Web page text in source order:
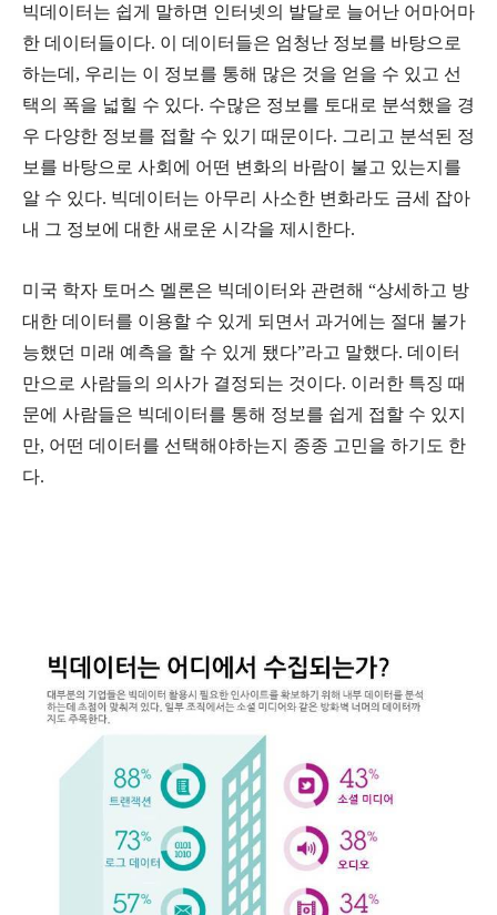
빅데이터는 쉽게 말하면 인터넷의 발달로 늘어난 어마어마
한 데이터들이다. 이 데이터들은 엄청난 정보를 바탕으로
하는데, 우리는 이 정보를 통해 많은 것을 얻을 수 있고 선
택의 폭을 넓힐 수 있다. 수많은 정보를 토대로 분석했을 경
우 다양한 정보를 접할 수 있기 때문이다. 그리고 분석된 정
보를 바탕으로 사회에 어떤 변화의 바람이 불고 있는지를
알 수 있다. 빅데이터는 아무리 사소한 변화라도 금세 잡아
내 그 정보에 대한 새로운 시각을 제시한다.
미국 학자 토머스 멜론은 빅데이터와 관련해 “상세하고 방
대한 데이터를 이용할 수 있게 되면서 과거에는 절대 불가
능했던 미래 예측을 할 수 있게 됐다”라고 말했다. 데이터
만으로 사람들의 의사가 결정되는 것이다. 이러한 특징 때
문에 사람들은 빅데이터를 통해 정보를 쉽게 접할 수 있지
만, 어떤 데이터를 선택해야하는지 종종 고민을 하기도 한
다.